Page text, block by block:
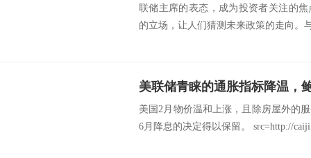
联储主席的表态，成为投资者关注的
的立场，让人们猜测未来政策的走向。
美国2月物价温和上涨，且除房屋外的
6月降息的决定得以保留。 src=http://